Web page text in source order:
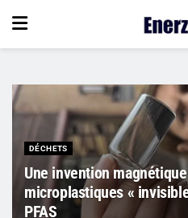
DÉCHETS
Une invention
microplastiques «
PFAS